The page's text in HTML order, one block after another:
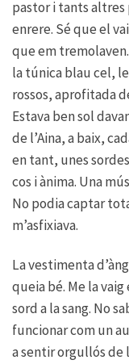
pastor i tants
enrere. Sé que el
que em
la túnica blau cel,
rossos, aprofitada
Estava ben sol
de l’Aina, a baix,
en tant, unes
cos i ànima. Una
No podia captar
m’asfixiava.
La vestimenta
queia bé. Me la
sord a la sang. No
funcionar com un
a sentir orgullós de